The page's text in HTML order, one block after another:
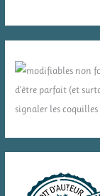
d'être parfait (et
signaler les